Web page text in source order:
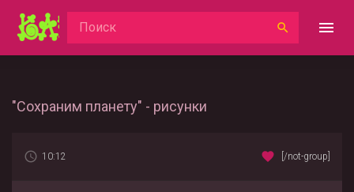
"Сохраним планету" - рисунки
10:12 [/not-group]